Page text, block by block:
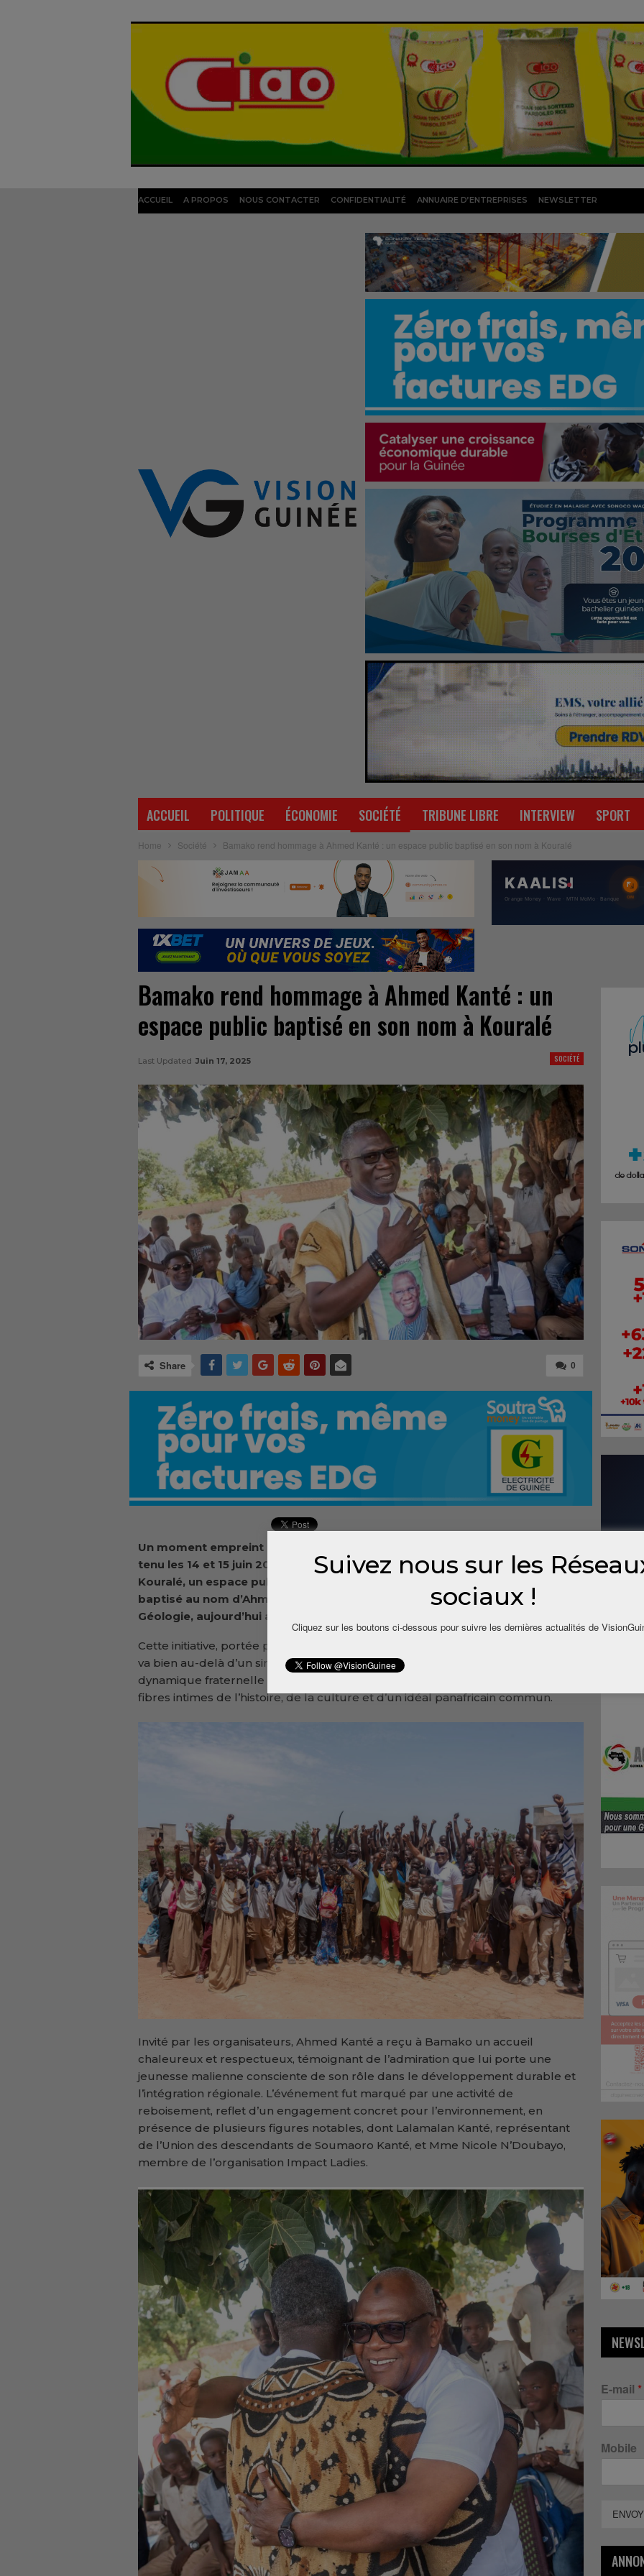
ACCUEIL A PROPOS NOUS CONTACTER CONFIDENTIALITÉ ANNUAIRE D’ENTREPRISES NEWSLETTER
ACCUEIL POLITIQUE ÉCONOMIE SOCIÉTÉ TRIBUNE LIBRE INTERVIEW SPORT
Home Société Bamako rend hommage à Ahmed Kanté : un espace public baptisé en son nom à Kouralé
Bamako rend hommage à Ahmed Kanté : un
espace public baptisé en son nom à Kouralé
SOCIÉTÉ
Last Updated Juin 17, 2025
0
Share
Un moment empreint de solennité, d’émotion et de portée symbolique s’est
tenu les 14 et 15 juin 2025 à Bamako, capitale du Mali. Dans le quartier de
Kouralé, un espace public de près d’un demi-hectare a été officiellement
baptisé au nom d’Ahmed Kanté, ancien ministre guinéen des Mines et de la
Géologie, aujourd’hui administrateur général de la société AGB2A-GIC.
Cette initiative, portée par une génération de jeunes leaders maliens engagés,
va bien au-delà d’un simple acte commémoratif. Elle s’inscrit dans une
dynamique fraternelle entre le Mali et la Guinée — deux nations liées par les
fibres intimes de l’histoire, de la culture et d’un idéal panafricain commun.
Invité par les organisateurs, Ahmed Kanté a reçu à Bamako un accueil
chaleureux et respectueux, témoignant de l’admiration que lui porte une
jeunesse malienne consciente de son rôle dans le développement durable et
l’intégration régionale. L’événement fut marqué par une activité de
reboisement, reflet d’un engagement concret pour l’environnement, en
présence de plusieurs figures notables, dont Lalamalan Kanté, représentant
de l’Union des descendants de Soumaoro Kanté, et Mme Nicole N’Doubayo,
membre de l’organisation Impact Ladies.
E-mail *
Mobile
Suivez nous sur les
sociaux !
Cliquez sur les boutons ci-dessous pour suivre les dernières actualités de